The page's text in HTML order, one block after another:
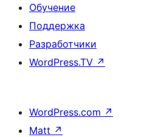
Обучение
Поддержка
Разработчики
WordPress.TV ↗
WordPress.com ↗
Matt ↗